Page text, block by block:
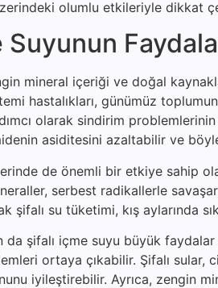
olumlu etkileriyle dikkat
Suyunun
mineral içeriği ve doğal
hastalıkları, günümüz
olarak sindirim
asiditesini azaltabilir ve
de önemli bir etkiye sahip
serbest radikallerle
şifalı su tüketimi, kış aylarında
da şifalı içme suyu büyük
ortaya çıkabilir. Şifalı sular,
iyileştirebilir. Ayrıca, zengin